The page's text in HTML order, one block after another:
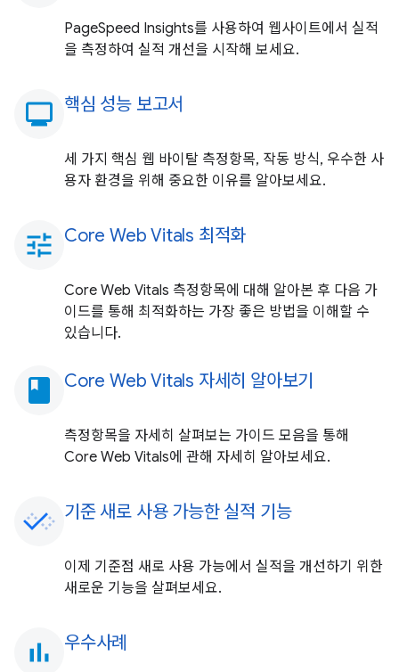
PageSpeed Insights를 사용하여 웹사이트에서 실적
을 측정하여 실적 개선을 시작해 보세요.
monitoring
핵심 성능 보고서
세 가지 핵심 웹 바이탈 측정항목, 작동 방식, 우수한 사
용자 환경을 위해 중요한 이유를 알아보세요.
tune Core Web Vitals 최적화
Core Web Vitals 측정항목에 대해 알아본 후 다음 가
이드를 통해 최적화하는 가장 좋은 방법을 이해할 수
있습니다.
book Core Web Vitals 자세히 알아보기
측정항목을 자세히 살펴보는 가이드 모음을 통해
Core Web Vitals에 관해 자세히 알아보세요.
기준 새로 사용 가능한 실적 기능
이제 기준점 새로 사용 가능에서 실적을 개선하기 위한
새로운 기능을 살펴보세요.
bar_chart 우수사례